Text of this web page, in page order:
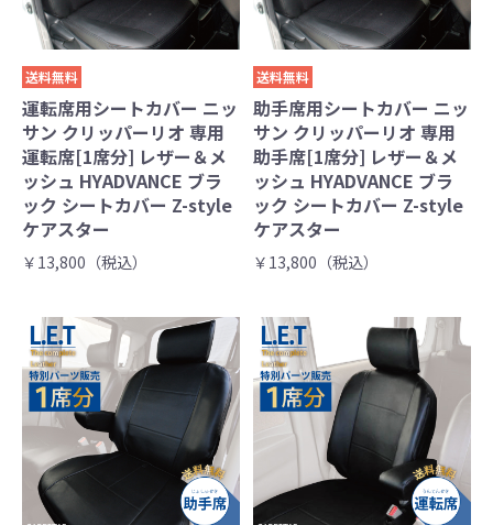
送料無料
運転席用シートカバー ニッ
サン クリッパーリオ 専用
運転席[1席分] レザー＆メ
ッシュ HYADVANCE ブラ
ック シートカバー Z-style
ケアスター
￥13,800（税込）
送料無料
助手席用シートカバー ニッ
サン クリッパーリオ 専用
助手席[1席分] レザー＆メ
ッシュ HYADVANCE ブラ
ック シートカバー Z-style
ケアスター
￥13,800（税込）